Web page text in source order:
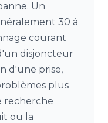
Un
30 à
courant
disjoncteur
d'une prise,
plus
recherche
ou la